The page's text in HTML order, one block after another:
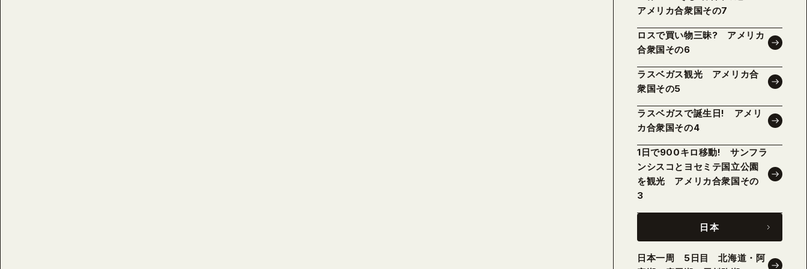
アメリカ合衆国その7
ロスで買い物三昧? アメリカ
合衆国その6
ラスベガス観光 アメリカ合
衆国その5
ラスベガスで誕生日! アメリ
カ合衆国その4
1日で900キロ移動! サンフラ
ンシスコとヨセミテ国立公園
を観光 アメリカ合衆国その
3
日本
日本一周 5日目 北海道・阿